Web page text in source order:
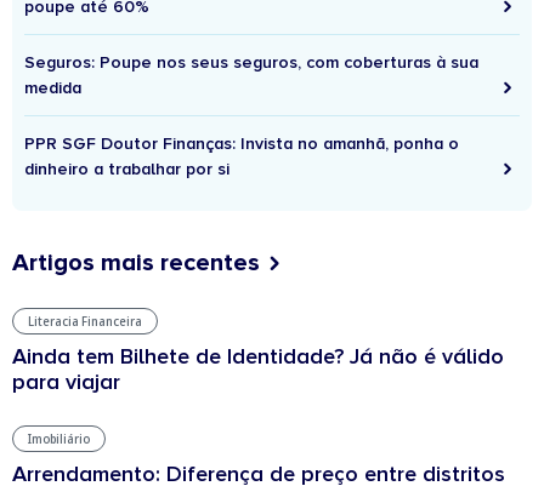
poupe até 60%
Seguros: Poupe nos seus seguros, com coberturas à sua
medida
PPR SGF Doutor Finanças: Invista no amanhã, ponha o
dinheiro a trabalhar por si
Artigos mais recentes
Literacia Financeira
Ainda tem Bilhete de Identidade? Já não é válido
para viajar
Imobiliário
Arrendamento: Diferença de preço entre distritos